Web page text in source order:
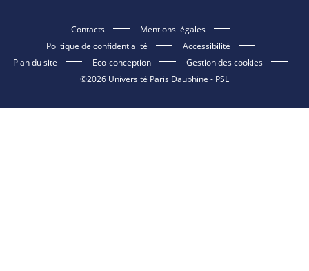
Contacts
Mentions légales
Politique de confidentialité
Accessibilité
Plan du site
Eco-conception
Gestion des cookies
©2026 Université Paris Dauphine - PSL